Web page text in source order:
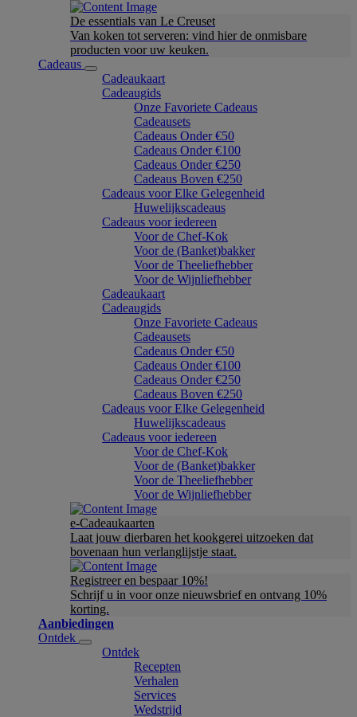
De essentials van Le Creuset
Van koken tot serveren: vind hier de onmisbare
producten voor uw keuken.
Cadeaus
Cadeaukaart
Cadeaugids
Onze Favoriete Cadeaus
Cadeausets
Cadeaus Onder €50
Cadeaus Onder €100
Cadeaus Onder €250
Cadeaus Boven €250
Cadeaus voor Elke Gelegenheid
Huwelijkscadeaus
Cadeaus voor iedereen
Voor de Chef-Kok
Voor de (Banket)bakker
Voor de Theeliefhebber
Voor de Wijnliefhebber
Cadeaukaart
Cadeaugids
Onze Favoriete Cadeaus
Cadeausets
Cadeaus Onder €50
Cadeaus Onder €100
Cadeaus Onder €250
Cadeaus Boven €250
Cadeaus voor Elke Gelegenheid
Huwelijkscadeaus
Cadeaus voor iedereen
Voor de Chef-Kok
Voor de (Banket)bakker
Voor de Theeliefhebber
Voor de Wijnliefhebber
e-Cadeaukaarten
Laat jouw dierbaren het kookgerei uitzoeken dat
bovenaan hun verlanglijstje staat.
Registreer en bespaar 10%!
Schrijf u in voor onze nieuwsbrief en ontvang 10%
korting.
Aanbiedingen
Ontdek
Ontdek
Recepten
Verhalen
Services
Wedstrijd